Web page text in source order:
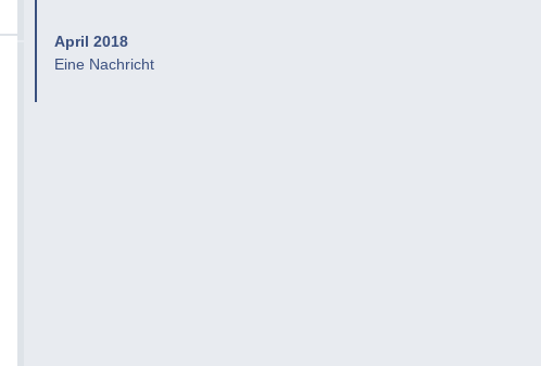
April 2018
Eine Nachricht